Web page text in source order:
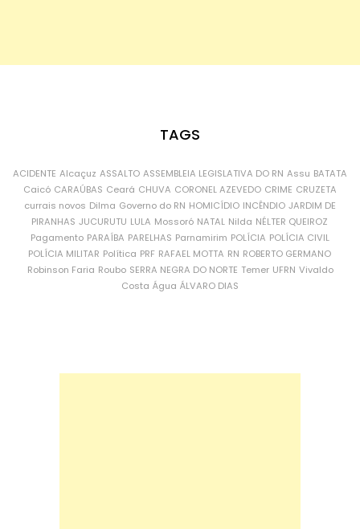
TAGS
ACIDENTE Alcaçuz ASSALTO ASSEMBLEIA LEGISLATIVA DO RN Assu BATATA
Caicó CARAÚBAS Ceará CHUVA CORONEL AZEVEDO CRIME CRUZETA
currais novos Dilma Governo do RN HOMICÍDIO INCÊNDIO JARDIM DE
PIRANHAS JUCURUTU LULA Mossoró NATAL Nilda NÉLTER QUEIROZ
Pagamento PARAÍBA PARELHAS Parnamirim POLÍCIA POLÍCIA CIVIL
POLÍCIA MILITAR Política PRF RAFAEL MOTTA RN ROBERTO GERMANO
Robinson Faria Roubo SERRA NEGRA DO NORTE Temer UFRN Vivaldo
Costa Água ÁLVARO DIAS